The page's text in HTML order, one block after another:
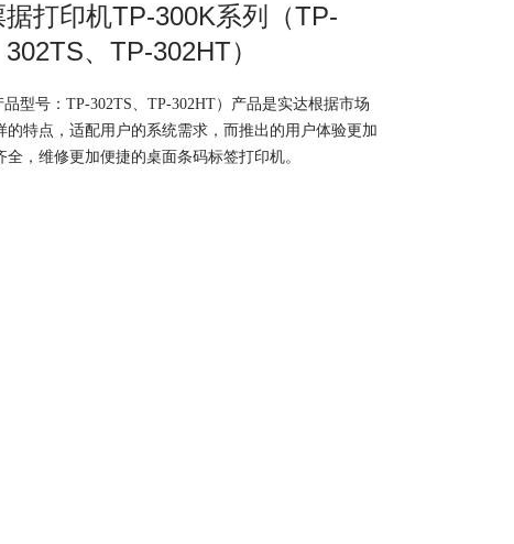
打印机TP-300K系列（TP-
302TS、TP-302HT）
型号：TP-302TS、TP-302HT）产品是实达根据市场
的特点，适配用户的系统需求，而推出的用户体验更加
全，维修更加便捷的桌面条码标签打印机。